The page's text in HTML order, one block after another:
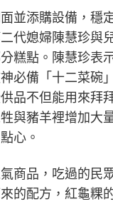
並添購設備，穩
代媳婦陳慧珍與
糕點。陳慧珍表
必備「十二菜碗
品不但能用來拜
與豬羊裡增加大
心。
商品，吃過的民
的配方，紅龜粿